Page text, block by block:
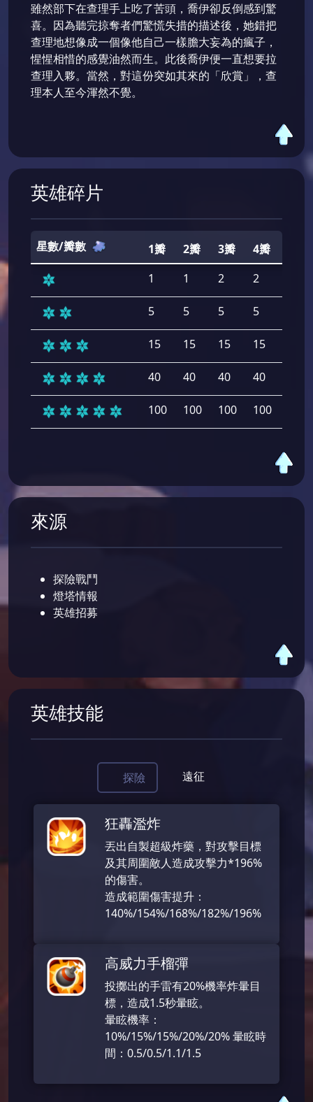
雖然部下在查理手上吃了苦頭，喬伊卻反倒感到驚
喜。因為聽完掠奪者們驚慌失措的描述後，她錯把
查理地想像成一個像他自己一樣膽大妄為的瘋子，
惺惺相惜的感覺油然而生。此後喬伊便一直想要拉
查理入夥。當然，對這份突如其來的「欣賞」，查
理本人至今渾然不覺。
英雄碎片
星數/瓣數 1瓣 2瓣 3瓣 4瓣
1
1 2 2
5 5 5 5
15 15 15 15
40 40 40 40
100 100 100 100
來源
探險戰鬥
燈塔情報
英雄招募
英雄技能
探險 遠征
狂轟濫炸
丟出自製超級炸藥，對攻擊目標
及其周圍敵人造成攻擊力*196%
的傷害。
造成範圍傷害提升：
140%/154%/168%/182%/196%
高威力手榴彈
投擲出的手雷有20%機率炸暈目
標，造成1.5秒暈眩。
暈眩機率：
10%/15%/15%/20%/20% 暈眩時
間：0.5/0.5/1.1/1.5